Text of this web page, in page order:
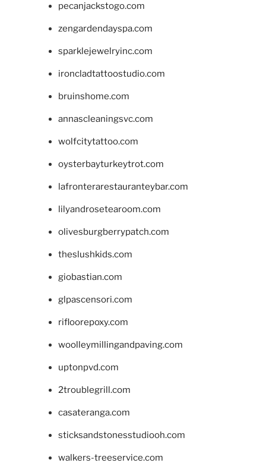
pecanjackstogo.com
zengardendayspa.com
sparklejewelryinc.com
ironcladtattoostudio.com
bruinshome.com
annascleaningsvc.com
wolfcitytattoo.com
oysterbayturkeytrot.com
lafronterarestauranteybar.com
lilyandrosetearoom.com
olivesburgberrypatch.com
theslushkids.com
giobastian.com
glpascensori.com
rifloorepoxy.com
woolleymillingandpaving.com
uptonpvd.com
2troublegrill.com
casateranga.com
sticksandstonesstudiooh.com
walkers-treeservice.com